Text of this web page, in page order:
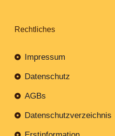
Rechtliches
Impressum
Datenschutz
AGBs
Datenschutzverzeichnis